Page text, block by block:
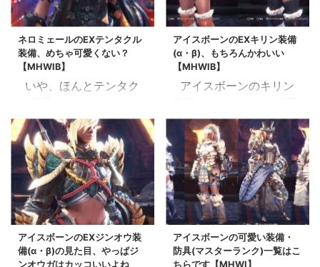
ネロミェールのEXテンタクル
装備、めちゃ可愛くない？
【MHWIB】
いや、ほんとテンタク
スボーンで新登場のネロ
ミェールの防具・テンタ
クルシリーズです 本作、
管理人のような見た目好
きの気持ちが届いたの
か、頭パーツが秀逸なの
が多いですね イカイカ
しいんだけど、髪型とラ
バー素材っぽいのがとて
アイスボーンのEXキリン装備
(α・β)、もちろんかわいい
【MHWIB】
アイスボーンのキリン
いんだけど、今作
MHWIB、なんか可愛い
ヘアスタイルの防具パー
ツ多いから、 相対的にキ
リン装備の優位性が下が
ったような・・ もっと
隠し玉あればいいな EX
キリンβ装備の見た目 ロ
ング冬コートを開けると
アイスボーンのEXジンオウ装
備(α・β)の見た目、やっぱジ
ンオウガはカッコいいよね
アイスボーンの可愛い装備・
防具(マスターランク)一覧はこ
ちらです【MHWI】